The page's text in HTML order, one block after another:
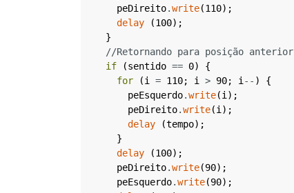
peDireito.write(110) ;
delay
(100) ;
}
//Retornando para posição anterior
if
(sentido == 0)
{
for
(i = 110; i > 90; i -- )
{
peEsquerdo.write(i ) ;
peDireito.write(i ) ;
delay
(tempo) ;
}
delay
(100) ;
peDireito.write(90) ;
peEsquerdo.write(90) ;